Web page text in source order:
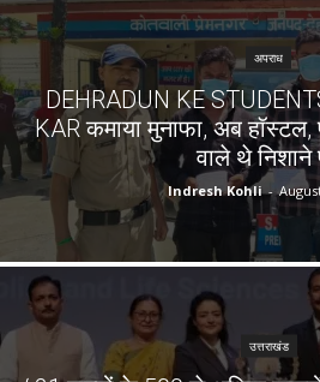
अपराध
DEHRADUN KE
KAR कमाया मुनाफा, अब
वाले थे निशाने
Indresh Kohli -
उत्तराखंड